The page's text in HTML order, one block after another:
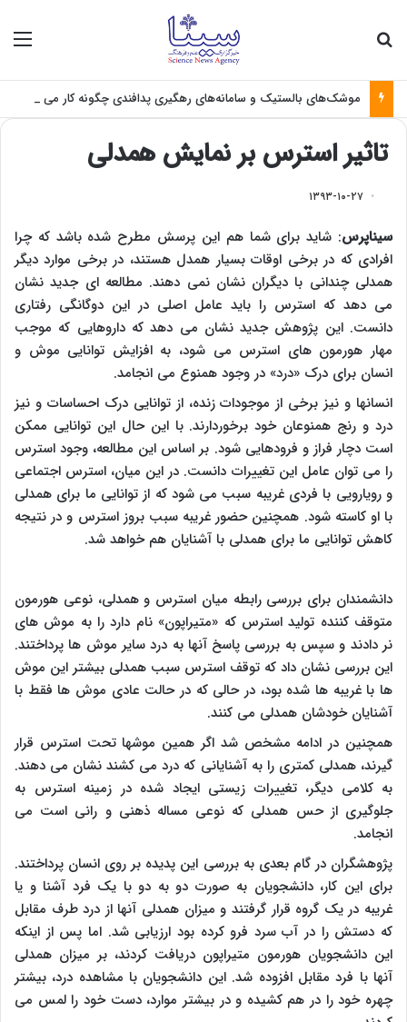
موشک‌های بالستیک و سامانه‌های رهگیری پدافندی چگونه کار می کنند؟
تاثیر استرس بر نمایش همدلی
۱۳۹۳-۱۰-۲۷
سیناپرس: شاید برای شما هم این پرسش مطرح شده باشد که چرا
افرادی که در برخی اوقات بسیار همدل هستند، در برخی موارد دیگر
همدلی چندانی با دیگران نشان نمی دهند. مطالعه ای جدید نشان
می دهد که استرس را باید عامل اصلی در این دوگانگی رفتاری
دانست. این پژوهش جدید نشان می دهد که داروهایی که موجب
مهار هورمون های استرس می شود، به افزایش توانایی موش و
انسان برای درک «درد» در وجود همنوع می انجامد.
انسانها و نیز برخی از موجودات زنده، از توانایی درک احساسات و نیز
درد و رنج همنوعان خود برخوردارند. با این حال این توانایی ممکن
است دچار فراز و فرودهایی شود. بر اساس این مطالعه، وجود استرس
را می توان عامل این تغییرات دانست. در این میان، استرس اجتماعی
و رویارویی با فردی غریبه سبب می شود که از توانایی ما برای همدلی
با او کاسته شود. همچنین حضور غریبه سبب بروز استرس و در نتیجه
کاهش توانایی ما برای همدلی با آشنایان هم خواهد شد.
دانشمندان برای بررسی رابطه میان استرس و همدلی، نوعی هورمون
متوقف کننده تولید استرس که «متیراپون» نام دارد را به موش های
نر دادند و سپس به بررسی پاسخ آنها به درد سایر موش ها پرداختند.
این بررسی نشان داد که توقف استرس سبب همدلی بیشتر این موش
ها با غریبه ها شده بود، در حالی که در حالت عادی موش ها فقط با
آشنایان خودشان همدلی می کنند.
همچنین در ادامه مشخص شد اگر همین موشها تحت استرس قرار
گیرند، همدلی کمتری را به آشنایانی که درد می کشند نشان می دهند.
به کلامی دیگر، تغییرات زیستی ایجاد شده در زمینه استرس به
جلوگیری از حس همدلی که نوعی مساله ذهنی و رانی است می
انجامد.
پژوهشگران در گام بعدی به بررسی این پدیده بر روی انسان پرداختند.
برای این کار، دانشجویان به صورت دو به دو با یک فرد آشنا و یا
غریبه در یک گروه قرار گرفتند و میزان همدلی آنها از درد طرف مقابل
که دستش را در آب سرد فرو کرده بود ارزیابی شد. اما پس از اینکه
این دانشجویان هورمون متیراپون دریافت کردند، بر میزان همدلی
آنها با فرد مقابل افزوده شد. این دانشجویان با مشاهده درد، بیشتر
چهره خود را در هم کشیده و در بیشتر موارد، دست خود را لمس می